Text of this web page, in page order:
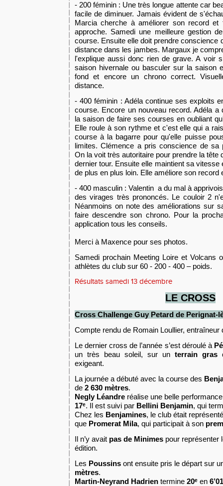
- 200 féminin : Une très longue attente car
facile de diminuer. Jamais évident de
Marcia cherche à améliorer son record et
approche. Samedi une meilleure gestion
course. Ensuite elle doit prendre conscience
distance dans les jambes. Margaux je
l'explique aussi donc rien de grave. A voir
saison hivernale ou basculer sur la saison
fond et encore un chrono correct.
distance.
- 400 féminin : Adéla continue ses exploits
course. Encore un nouveau record. Adéla a
la saison de faire ses courses en oubliant
Elle roule à son rythme et c'est elle qui a
course à la bagarre pour qu'elle puisse
limites. Clémence a pris conscience de sa
On la voit très autoritaire pour prendre la tête
dernier tour. Ensuite elle maintient sa vitesse
de plus en plus loin. Elle améliore son record
- 400 masculin : Valentin a du mal à
des virages très prononcés. Le couloir 2
Néanmoins on note des améliorations sur
faire descendre son chrono. Pour la
application tous les conseils.
Merci à Maxence pour ses photos.
Samedi prochain Meeting Loire et Volcans
athlètes du club sur 60 - 200 - 400 – poids.
Résultats samedi 13 décembre
LE CROSS
Cross Challenge Guy Petard de Perignat-
Compte rendu de Romain Loullier, entraîneur
Le dernier cross de l’année s’est déroulé à
un très beau soleil, sur un terrain gras
exigeant.
La journée a débuté avec la course des
de 2 630 mètres.
Negly Léandre réalise une belle
17ᵉ. Il est suivi par Bellini Benjamin, qui
Chez les Benjamines, le club était
que Promerat Mila, qui participait à son
Il n’y avait pas de Minimes pour représenter
édition.
Les Poussins ont ensuite pris le départ sur
mètres.
Martin-Neyrand Hadrien termine 20ᵉ en 6’01